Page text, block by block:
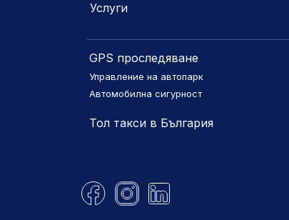
Услуги
GPS проследяване
Управление на автопарк
Автомобилна сигурност
Тол такси в България